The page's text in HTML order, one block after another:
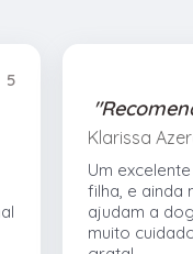
5
Klarissa
Um
filha, e ainda
ajudam a
muito